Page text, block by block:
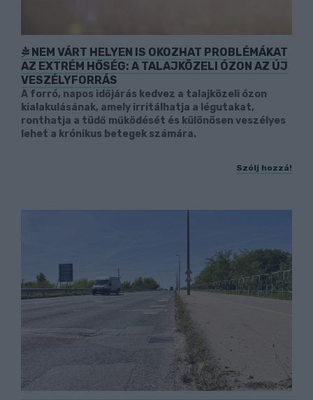
NEM VÁRT HELYEN IS OKOZHAT PROBLÉMÁKAT
AZ EXTRÉM HŐSÉG: A TALAJKÖZELI ÓZON AZ ÚJ
VESZÉLYFORRÁS
A forró, napos időjárás kedvez a talajközeli ózon
kialakulásának, amely irritálhatja a légutakat,
ronthatja a tüdő működését és különösen veszélyes
lehet a krónikus betegek számára.
Szólj hozzá!